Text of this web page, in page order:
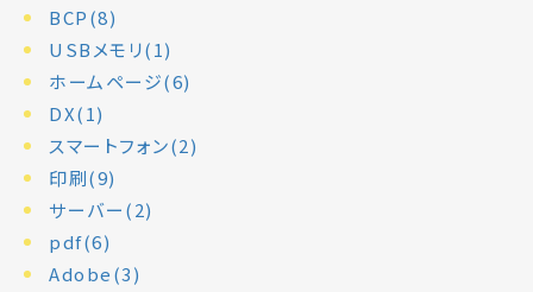
BCP(8)
USBメモリ(1)
ホームページ(6)
DX(1)
スマートフォン(2)
印刷(9)
サーバー(2)
pdf(6)
Adobe(3)